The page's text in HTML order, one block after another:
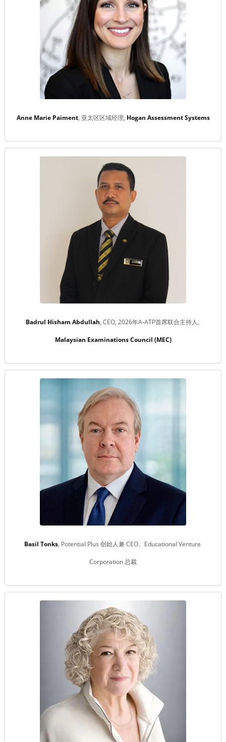
Anne Marie Paiment 亚太区区域经理 Hogan Assessment Systems
Badrul Hisham Abdullah CEO, 2026年A-ATP首席联合主持人
Malaysian Examinations Council (MEC)
Basil Tonks Potential Plus 创始人兼 CEO、Educational Venture
Corporation 总裁